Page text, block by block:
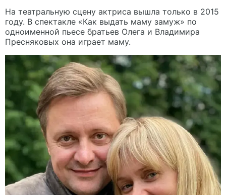
На театральную сцену актриса вышла только в 2015
году. В спектакле «Как выдать маму замуж» по
одноименной пьесе братьев Олега и Владимира
Пресняковых она играет маму.